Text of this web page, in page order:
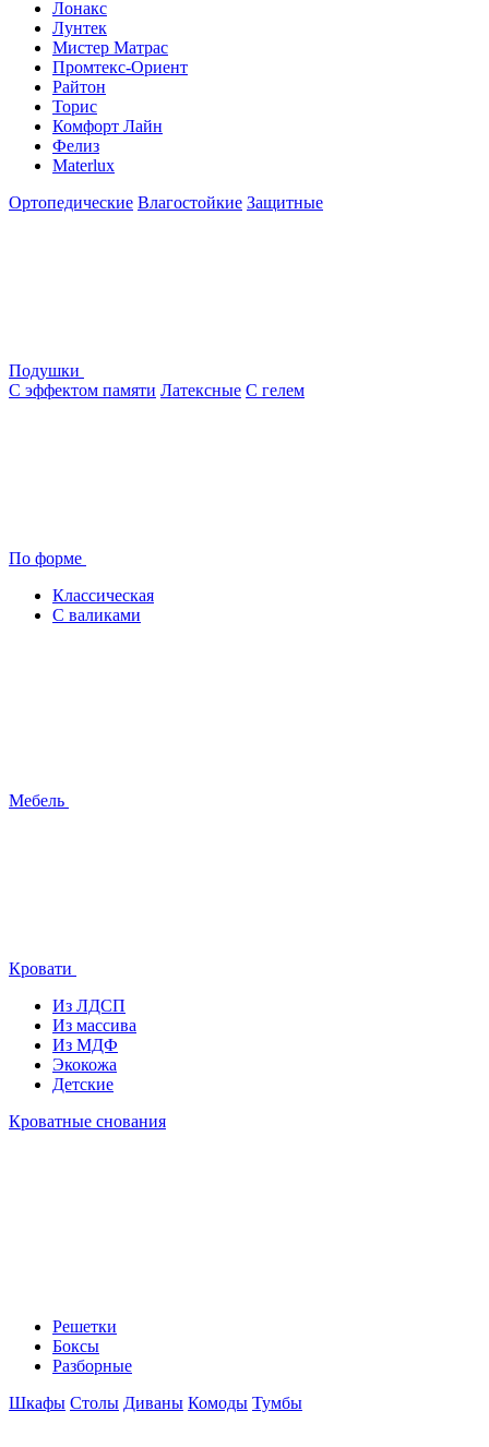
Лонакс
Лунтек
Мистер Матрас
Промтекс-Ориент
Райтон
Торис
Комфорт Лайн
Фелиз
Materlux
Ортопедические Влагостойкие Защитные
Подушки
С эффектом памяти Латексные С гелем
По форме
Классическая
С валиками
Мебель
Кровати
Из ЛДСП
Из массива
Из МДФ
Экокожа
Детские
Кроватные снования
Решетки
Боксы
Разборные
Шкафы Столы Диваны Комоды Тумбы